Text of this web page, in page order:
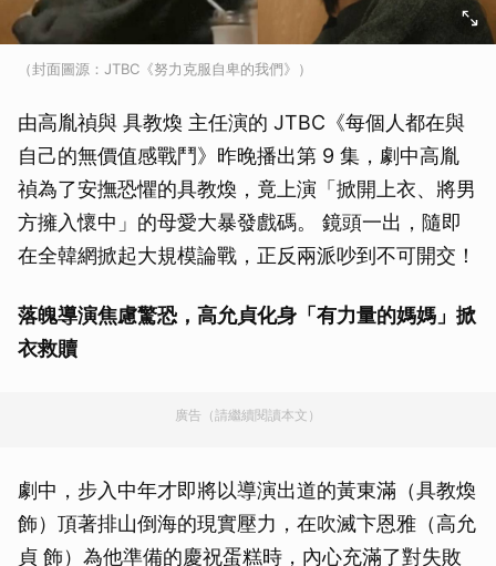
（封面圖源：JTBC《努力克服自卑的我們》）
由高胤禎與 具教煥 主任演的 JTBC《每個人都在與
自己的無價值感戰鬥》昨晚播出第 9 集，劇中高胤
禎為了安撫恐懼的具教煥，竟上演「掀開上衣、將男
方擁入懷中」的母愛大暴發戲碼。 鏡頭一出，隨即
在全韓網掀起大規模論戰，正反兩派吵到不可開交！
落魄導演焦慮驚恐，高允貞化身「有力量的媽媽」掀
衣救贖
廣告（請繼續閱讀本文）
劇中，步入中年才即將以導演出道的黃東滿（具教煥
飾）頂著排山倒海的現實壓力，在吹滅卞恩雅（高允
貞 飾）為他準備的慶祝蛋糕時，內心充滿了對失敗